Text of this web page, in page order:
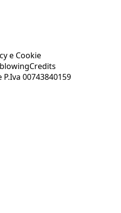
e Cookie
Credits
00743840159